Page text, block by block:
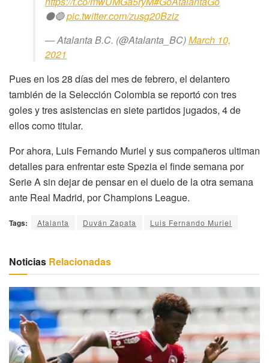
⚫️🔵pic.twitter.com/zusg20Bziz
— Atalanta B.C. (@Atalanta_BC)March 10,
2021
Pues en los 28 días del mes de febrero, el delantero
también de la Selección Colombia se reportó con tres
goles y tres asistencias en siete partidos jugados, 4 de
ellos como titular.
Por ahora, Luis Fernando Muriel y sus compañeros ultiman
detalles para enfrentar este Spezia el finde semana por
Serie A sin dejar de pensar en el duelo de la otra semana
ante Real Madrid, por Champions League.
Tags: Atalanta Duván Zapata Luis Fernando Muriel
Noticias Relacionadas